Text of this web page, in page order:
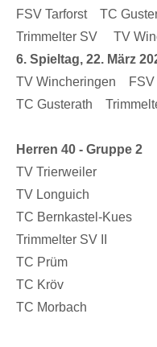
FSV Tarforst TC
Trimmelter SV TV
6. Spieltag, 22. März
TV Wincheringen FSV
TC Gusterath
Herren 40 - Gruppe 2
TV Trierweiler
TV Longuich
TC Bernkastel-Kues
Trimmelter SV II
TC Prüm
TC Kröv
TC Morbach